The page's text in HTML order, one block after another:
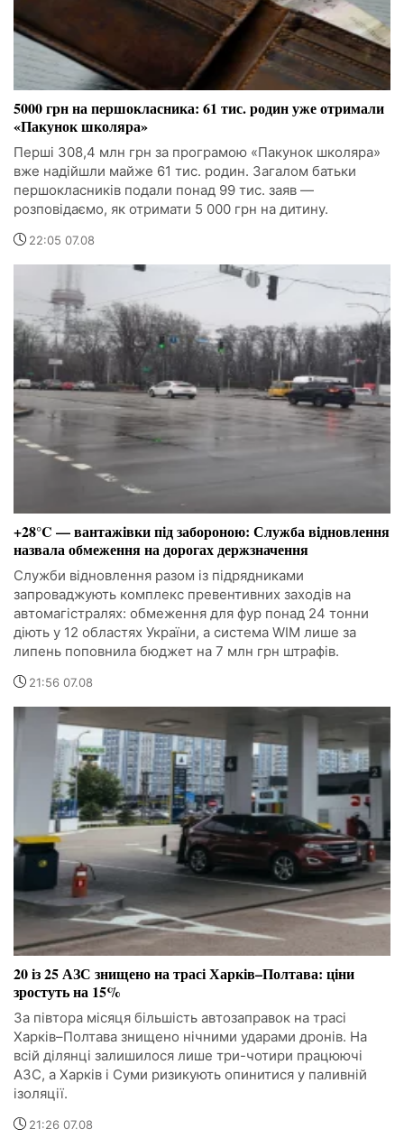
5000 грн на першокласника: 61 тис. родин уже отримали
«Пакунок школяра»
Перші 308,4 млн грн за програмою «Пакунок школяра»
вже надійшли майже 61 тис. родин. Загалом батьки
першокласників подали понад 99 тис. заяв —
розповідаємо, як отримати 5 000 грн на дитину.
22:05 07.08
+28°C — вантажівки під забороною: Служба відновлення
назвала обмеження на дорогах держзначення
Служби відновлення разом із підрядниками
запроваджують комплекс превентивних заходів на
автомагістралях: обмеження для фур понад 24 тонни
діють у 12 областях України, а система WIM лише за
липень поповнила бюджет на 7 млн грн штрафів.
21:56 07.08
20 із 25 АЗС знищено на трасі Харків–Полтава: ціни
зростуть на 15%
За півтора місяця більшість автозаправок на трасі
Харків–Полтава знищено нічними ударами дронів. На
всій ділянці залишилося лише три-чотири працюючі
АЗС, а Харків і Суми ризикують опинитися у паливній
ізоляції.
21:26 07.08